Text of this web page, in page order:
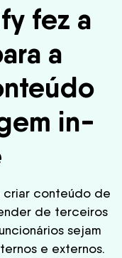
fez a
a
in-
criar conteúdo de
de terceiros
sejam
e externos.